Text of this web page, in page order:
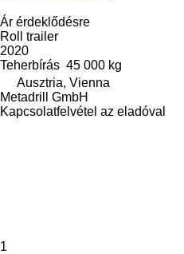
Ár érdeklődésre
Roll trailer
2020
Teherbírás 45 000 kg
Ausztria, Vienna
Metadrill GmbH
Kapcsolatfelvétel az eladóval
1